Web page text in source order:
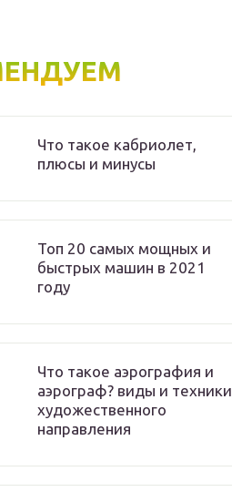
Что такое кабриолет,
плюсы и минусы
Топ 20 самых мощных и
быстрых машин в 2021
году
Что такое аэрография и
аэрограф? виды и техники
художественного
направления